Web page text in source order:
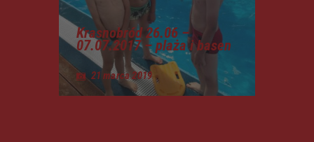
Krasnobród 26.06 –
07.07.2017 – plaża i basen
21 marca 2019